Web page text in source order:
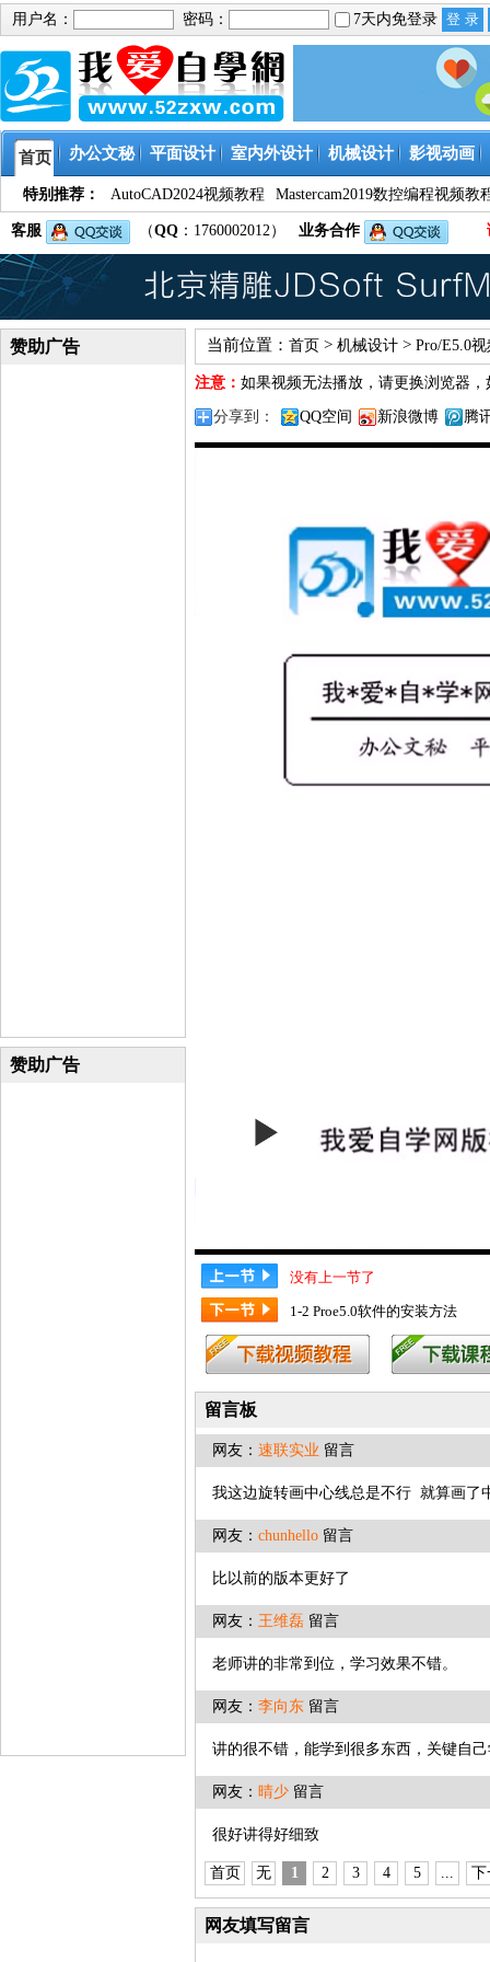
用户名： 密码： 7天内免登录
首页 办公文秘 平面设计 室内外设计 机械设计 影视动画
特别推荐： AutoCAD2024视频教程 Mastercam2019数控编程视频教
客服 （QQ ：1760002012） 业务合作
赞助广告
赞助广告
当前位置： 首页 > 机械设计 > Pro/E5.0
注意： 如果视频无法播放，请更换浏览器，
分享到： QQ空间 新浪微博 腾
没有上一节了
1-2 Proe5.0软件的安装方法
留言板
网友： 速联实业 留言
我这边旋转画中心线总是不行 就算画了
网友： chunhello 留言
比以前的版本更好了
网友： 王维磊 留言
老师讲的非常到位，学习效果不错。
网友： 李向东 留言
讲的很不错，能学到很多东西，关键自
网友： 晴少 留言
很好讲得好细致
首页 无 1 2 3 4 5 ... 下
网友填写留言